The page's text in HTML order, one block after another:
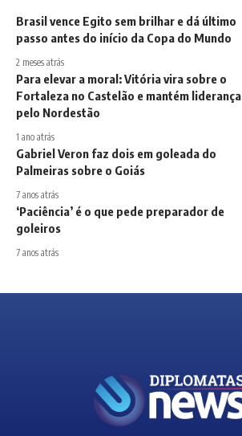
Brasil vence Egito sem brilhar e dá último
passo antes do início da Copa do Mundo
2 meses atrás
Para elevar a moral: Vitória vira sobre o
Fortaleza no Castelão e mantém liderança
pelo Nordestão
1 ano atrás
Gabriel Veron faz dois em goleada do
Palmeiras sobre o Goiás
7 anos atrás
‘Paciência’ é o que pede preparador de
goleiros
7 anos atrás